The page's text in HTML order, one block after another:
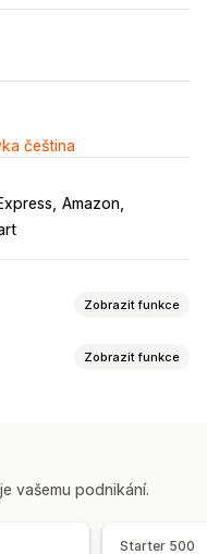
čeština
Amazon
Zobrazit funkce
dospělé
Zobrazit funkce
vašemu podnikání.
Starter 500